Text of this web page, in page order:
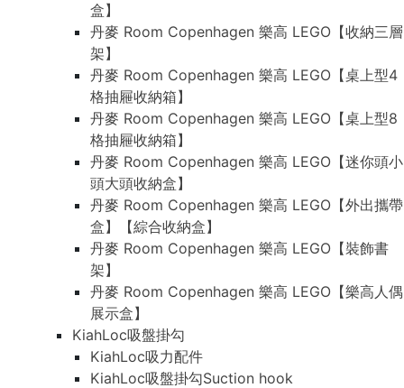
盒】
丹麥 Room Copenhagen 樂高 LEGO【收納三層
架】
丹麥 Room Copenhagen 樂高 LEGO【桌上型4
格抽屜收納箱】
丹麥 Room Copenhagen 樂高 LEGO【桌上型8
格抽屜收納箱】
丹麥 Room Copenhagen 樂高 LEGO【迷你頭小
頭大頭收納盒】
丹麥 Room Copenhagen 樂高 LEGO【外出攜帶
盒】【綜合收納盒】
丹麥 Room Copenhagen 樂高 LEGO【裝飾書
架】
丹麥 Room Copenhagen 樂高 LEGO【樂高人偶
展示盒】
KiahLoc吸盤掛勾
KiahLoc吸力配件
KiahLoc吸盤掛勾Suction hook